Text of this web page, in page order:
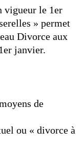
vigueur le 1er
» permet
Divorce aux
janvier.
de
ou « divorce à